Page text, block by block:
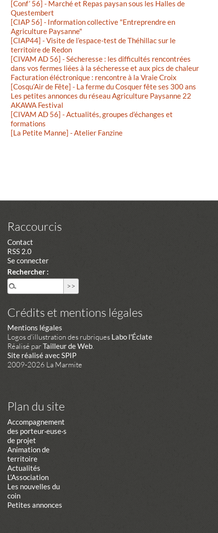
[Conf’ 56] - Marché et Repas paysan sous les Halles de
Questembert
[CIAP 56] - Information collective "Entreprendre en
Agriculture Paysanne"
[CIAP44] - Visite de l’espace-test de Théhillac sur le
territoire de Redon
[CIVAM AD 56] - Sécheresse : les difficultés rencontrées
dans vos fermes liées à la sécheresse et aux pics de chaleur
Facturation éléctronique : rencontre à la Vraie Croix
[Cosqu’Air de Fête] - La ferme du Cosquer fête ses 300 ans
Les petites annonces du réseau Agriculture Paysanne 22
AKAWA Festival
[CIVAM AD 56] - Actualités, groupes d’échanges et
formations
[La Petite Manne] - Atelier Fanzine
Raccourcis
Contact
RSS 2.0
Se connecter
Rechercher :
Crédits et mentions légales
Mentions légales
Logos d'illustration des rubriques Labo l'Éclate
Réalisé parTailleur de Web.
Site réalisé avec SPIP
2009-2026 La Marmite
Plan du site
Accompagnement
des porteur·euse·s
de projet
Animation de
territoire
Actualités
L’Association
Les nouvelles du
coin
Petites annonces